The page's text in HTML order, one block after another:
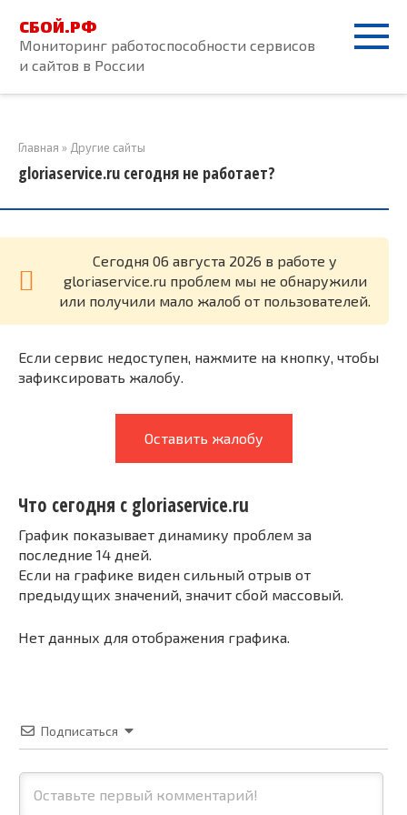
контенту
СБОЙ.РФ
Мониторинг работоспособности сервисов
и сайтов в России
Главная » Другие сайты
gloriaservice.ru сегодня не работает?
Cегодня 06 августа 2026 в работе у
gloriaservice.ru проблем мы не обнаружили
или получили мало жалоб от пользователей.
Если сервис недоступен, нажмите на кнопку, чтобы
зафиксировать жалобу.
Оставить жалобу
Что сегодня с gloriaservice.ru
График показывает динамику проблем за
последние 14 дней.
Если на графике виден сильный отрыв от
предыдущих значений, значит сбой массовый.
Нет данных для отображения графика.
Подписаться